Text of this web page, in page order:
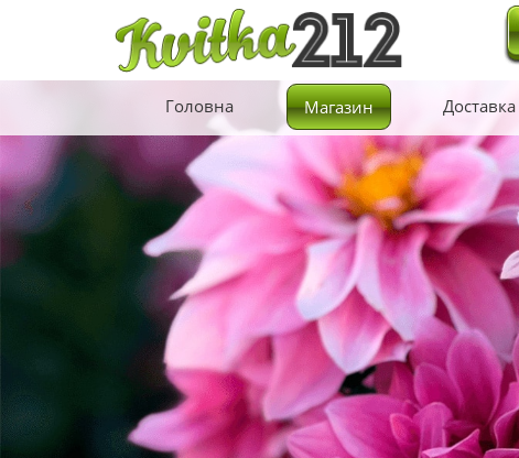
Головна Магазин Доставка